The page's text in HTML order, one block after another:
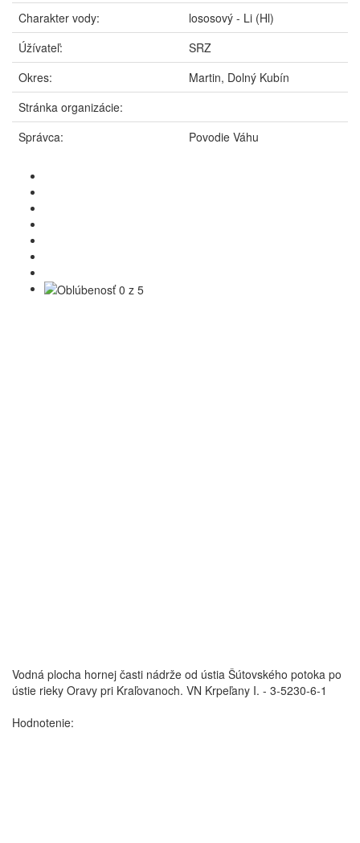
Charakter vody:
lososový - Li (Hl)
Úžívateľ:
SRZ
Okres:
Martin, Dolný Kubín
Stránka organizácie:
Správca:
Povodie Váhu
Vodná plocha hornej časti nádrže od ústia Šútovského potoka po
ústie rieky Oravy pri Kraľovanoch. VN Krpeľany I. - 3-5230-6-1
Hodnotenie: